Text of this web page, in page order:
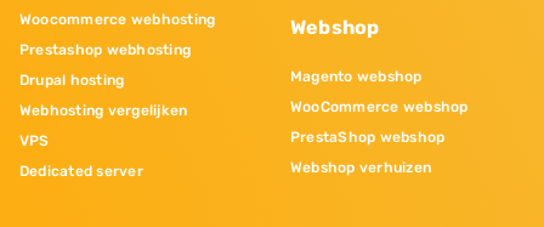
Woocommerce webhosting
Prestashop webhosting
Drupal hosting
Webhosting vergelijken
VPS
Dedicated server
Webshop
Magento webshop
WooCommerce webshop
PrestaShop webshop
Webshop verhuizen